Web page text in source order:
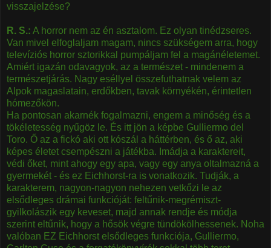
visszajelzése?
R. S.: A horror nem az én asztalom. Ez olyan tinédzseres.
Van mivel elfoglaljam magam, nincs szükségem arra, hogy
televíziós horror sztorikkal pumpáljam fel a magánéletemet.
Amiért igazán odavagyok, az a természet - mindenem a
természetjárás. Nagy eséllyel összefuthatnak velem az
Alpok magaslatain, erdőkben, tavak környékén, érintetlen
hómezőkön.
Ha pontosan akarnék fogalmazni, engem a minőség és a
tökéletesség nyűgöz le. És itt jön a képbe Gulliermo del
Toro. Ő az a fickó aki ott kószál a háttérben, és ő az, aki
képes életet csempészni a játékba. Imádja a karaktereit,
védi őket, mint ahogy egy apa, vagy egy anya oltalmazná a
gyermekét - és ez Eichhorst-ra is vonatkozik. Tudják, a
karakterem, nagyon-nagyon nehezen vetkőzi le az
elsődleges drámai funkcióját: feltűnik-megrémiszt-
gyilkolászik egy keveset, majd annak rendje és módja
szerint eltűnik, hogy a hősök végre tündökölhessenek. Noha
valóban EZ Eichhorst elsődleges funkciója, Gulliermo,